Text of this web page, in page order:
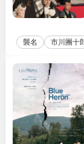
襲名 市川團十